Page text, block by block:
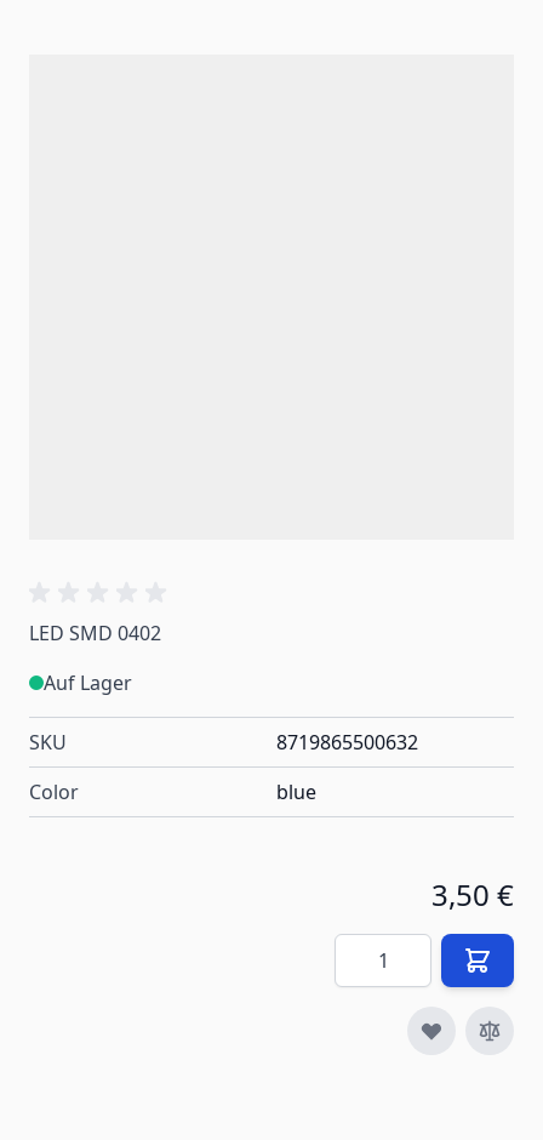
LED SMD 0402
Auf Lager
SKU
8719865500632
Color
blue
3,50 €
Menge